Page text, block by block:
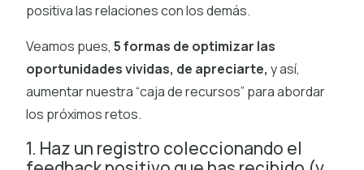
positiva las relaciones con los demás.
Veamos pues, 5 formas de optimizar las
oportunidades vividas, de apreciarte, y así,
aumentar nuestra “caja de recursos” para abordar
los próximos retos.
1. Haz un registro coleccionando el